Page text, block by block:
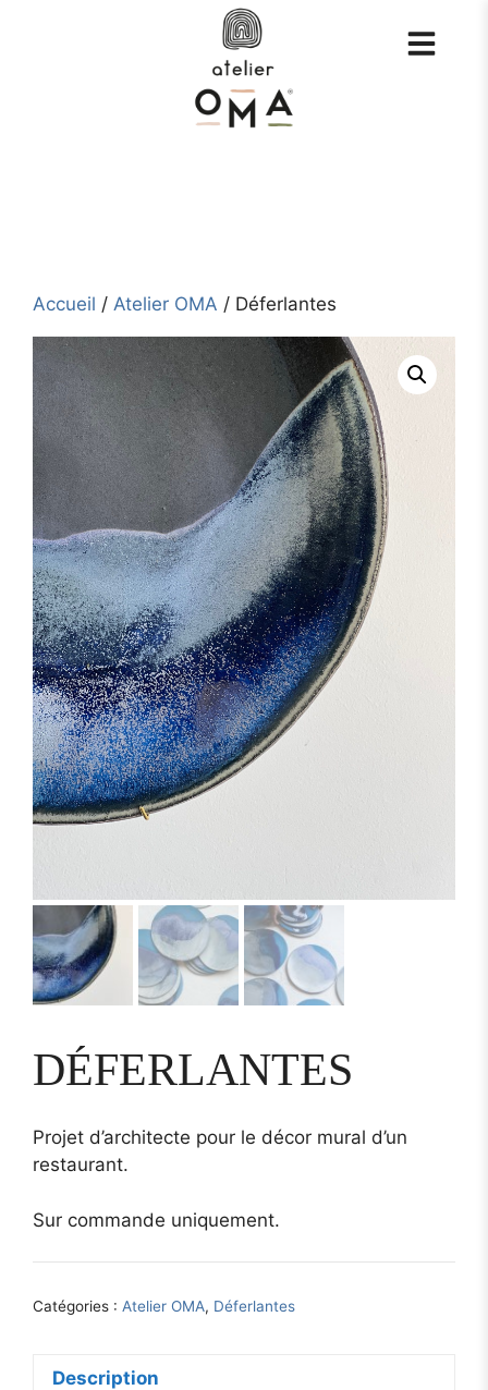
Accueil / Atelier OMA / Déferlantes
DÉFERLANTES
Projet d’architecte pour le décor mural d’un
restaurant.
Sur commande uniquement.
Catégories : Atelier OMA, Déferlantes
Description